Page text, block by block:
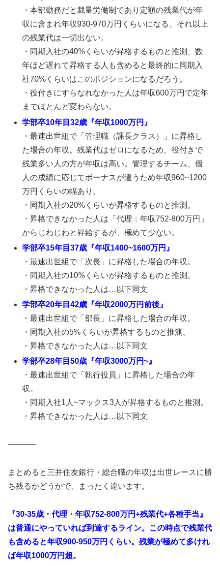
・本部勤務だと裁量労働制であり定額の残業代が年
収に含まれ年収930-970万円くらいになる。それ以上
の残業代は一切出ない。
・同期入社の40%くらいが昇格するものと推測、数
年ほど遅れて昇格する人も含めると最終的に同期入
社70%くらいはこのポジションになるだろう。
・役付きにすらなれなかった人は年収600万円で定年
までほとんど変わらない。
学部卒10年目32歳『年収1000万円』
・最速出世組で「管理職（課長クラス）」に昇格し
た場合の年収。残業代はゼロになるため、役付きで
残業多い人の方が年収は高い。管理するチーム、個
人の成績に応じてボーナスが違うため年収960~1200
万円くらいの幅あり。
・同期入社の20%くらいが昇格するものと推測。
・昇格できなかった人は「代理：年収752-800万円」
からじわじわと昇給するが、極めて少ない。
学部卒15年目37歳『年収1400~1600万円』
・最速出世組で「次長」に昇格した場合の年収。
・同期入社の10%くらいが昇格するものと推測。
・昇格できなかった人は…以下同文
学部卒20年目42歳『年収2000万円前後』
・最速出世組で「部長」に昇格した場合の年収。
・同期入社の5%くらいが昇格するものと推測。
・昇格できなかった人は…以下同文
学部卒28年目50歳『年収3000万円~』
・最速出世組で「執行役員」に昇格した場合の年
収。
・同期入社1人~マックス3人が昇格するものと推測。
・昇格できなかった人は…以下同文
———–
まとめると三井住友銀行・総合職の年収は出世レースに勝
ち残るかどうかで、まったく違います。
『30-35歳・代理・年収752-800万円+残業代+各種手当』
は普通にやっていれば到達するライン。 この時点で残業代
も含めると年収900-950万円くらい。残業が極めて多けれ
ば年収1000万円超。